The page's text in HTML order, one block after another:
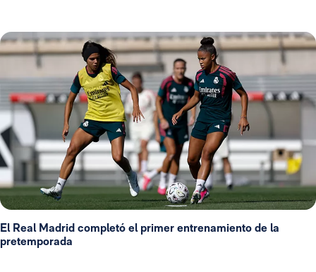
El Real Madrid completó el primer entrenamiento de la
pretemporada